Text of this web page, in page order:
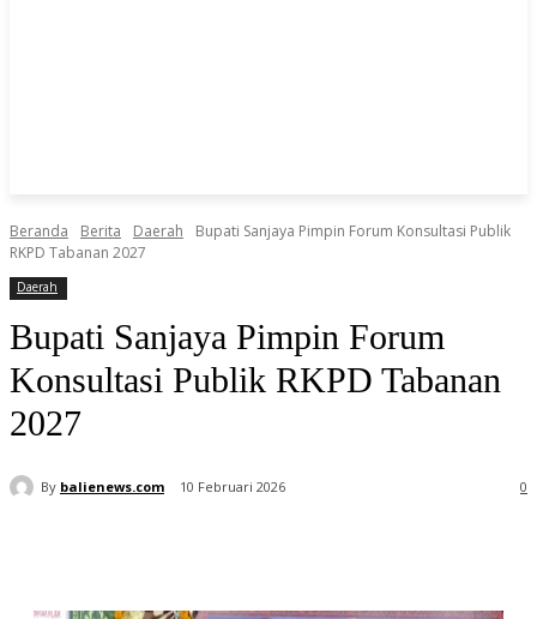
Beranda Berita Daerah
Bupati Sanjaya Pimpin Forum Konsultasi Publik
RKPD Tabanan 2027
Daerah
Bupati Sanjaya Pimpin Forum
Konsultasi Publik RKPD Tabanan
2027
By balienews.com 10 Februari 2026 0